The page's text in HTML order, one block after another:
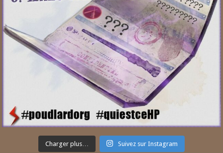
Charger plus… Suivez sur Instagram